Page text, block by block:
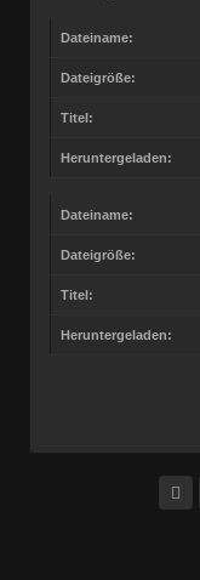
Dateiname:
Dateigröße:
Titel:
Heruntergeladen:
Dateiname:
Dateigröße:
Titel:
Heruntergeladen: